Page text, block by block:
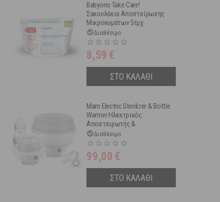
Babyono Take Care!
Σακουλάκια Αποστείρωσης
Μικροκυμάτων 5τμχ
Διαθέσιμο
8,59 €
ΣΤΟ ΚΑΛΑΘΙ
Mam Electric Sterilizer & Bottle
Warmer Ηλεκτρικός
Αποστειρωτής &
Θερμαντήρας Μπιμπερό 6 σε 1
Διαθέσιμο
99,00 €
ΣΤΟ ΚΑΛΑΘΙ